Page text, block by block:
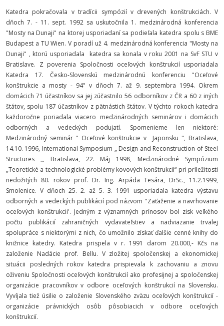
Katedra pokračovala v tradícii sympózií v drevených konštrukciách. V
dňoch 7. - 11. sept. 1992 sa uskutočnila 1. medzinárodná konferencia
"Mosty na Dunaji" na ktorej usporiadaní sa podieľala katedra spolu s BME
Budapest a TU Wien. V poradí už 4. medzinárodná konferencia "Mosty na
Dunaji" , ktorú usporiadala katedra sa konala v roku 2001 na SvF STU v
Bratislave. Z poverenia Spoločnosti oceľových konštrukcií usporiadala
Katedra 17. Česko-Slovenskú medzinárodnú konferenciu "Oceľové
konštrukcie a mosty - 94" v dňoch 7. až 9. septembra 1994. Okrem
domácich 71 účastníkov sa jej zúčastnilo 56 odborníkov z ČR a 60 z iných
štátov, spolu 187 účastníkov z pätnástich štátov. V týchto rokoch katedra
každoročne poriadala viacero medzinárodných seminárov i domácich
odborných a vedeckých podujatí. Spomenieme len niektoré:
Medzinárodný seminár " Oceľové konštrukcie v Japonsku ", Bratislava,
14.10. 1996, International Symposium „ Design and Reconstruction of Steel
Structures „, Bratislava, 22. Máj 1998, Medzinárodné Sympózium
„Teoretické a technologické problémy kovových konštrukcií“ pri príležitosti
nedožitých 80. rokov prof. Dr. Ing. Arpáda Tesára, DrSc., 11.2.1999,
Smolenice. V dňoch 25. 2. až 5. 3. 1991 usporiadala katedra výstavu
odborných a vedeckých publikácií pod názvom "Zaťaženie a navrhovanie
oceľových konštrukcii'. Jedným z významných prínosov bol zisk veľkého
počtu publikácií zahraničných vydavateľstiev a nadviazanie trvalej
spolupráce s niektorými z nich, čo umožnilo získať ďalšie cenné knihy do
knižnice katedry. Katedra prispela v r. 1991 darom 20.000,- Kčs na
založenie Nadácie prof. Bellu. V zložitej spoločenskej a ekonomickej
situácii posledných rokov katedra prispievala k zachovaniu a znovu
oživeniu Spoločnosti oceľových konštrukcií ako profesijnej a spoločenskej
organizácie pracovníkov v odbore oceľových konštrukcií na Slovensku.
Vyvíjala tiež úsilie o založenie Slovenského zväzu oceľových konštrukcií -
organizácie právnických osôb pôsobiacich v odbore oceľových
konštrukcií.